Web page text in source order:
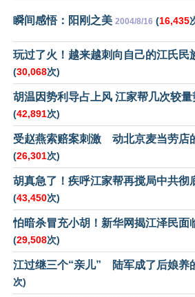
瞬间感悟：阳刚之美 2004/8/16 (16,435
玩过了火！越来越刺向自己的江氏民
(30,068次)
胡温因势利导占上风 江家帮几次较量
(42,891次)
受赵燕索赔案刺激 动北京麦当劳店
(26,301次)
胡真急了！疾呼江家帮再搅局中共彻
(43,450次)
怕暗杀冒充小胡！新华网揭江泽民面
(29,508次)
江过继三个“亲儿” 陆军成了后娘养
次)